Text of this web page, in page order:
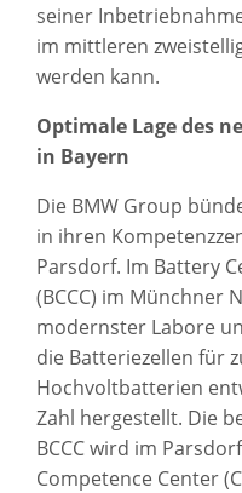
seiner
im mittleren
werden kann.
Optimale Lage des
in Bayern
Die BMW Group
in ihren
Parsdorf. Im Battery
(BCCC) im Münchner
modernster Labore
die Batteriezellen für
Hochvoltbatterien
Zahl hergestellt. Die
BCCC wird im
Competence Center